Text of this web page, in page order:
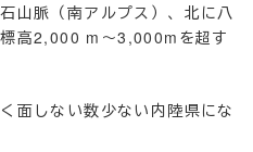
山脈（南アルプス）、北に八
高2,000 m〜3,000mを超す
面しない数少ない内陸県にな